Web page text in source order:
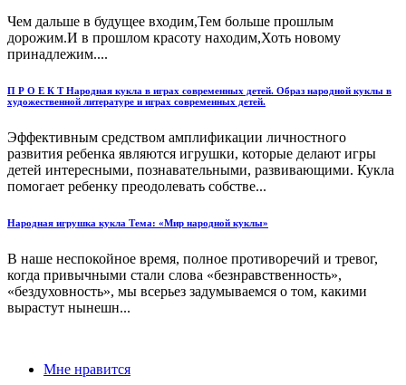
Чем дальше в будущее входим,Тем больше прошлым
дорожим.И в прошлом красоту находим,Хоть новому
принадлежим....
П Р О Е К Т Народная кукла в играх современных детей. Образ народной куклы в
художественной литературе и играх современных детей.
Эффективным средством амплификации личностного
развития ребенка являются игрушки, которые делают игры
детей интересными, познавательными, развивающими. Кукла
помогает ребенку преодолевать собстве...
Народная игрушка кукла Тема: «Мир народной куклы»
В наше неспокойное время, полное противоречий и тревог,
когда привычными стали слова «безнравственность»,
«бездуховность», мы всерьез задумываемся о том, какими
вырастут нынешн...
Мне нравится